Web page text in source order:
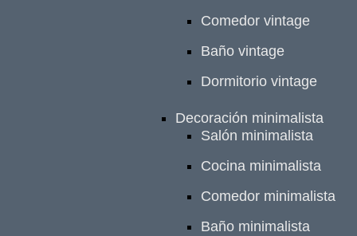
Comedor vintage
Baño vintage
Dormitorio vintage
Decoración minimalista
Salón minimalista
Cocina minimalista
Comedor minimalista
Baño minimalista